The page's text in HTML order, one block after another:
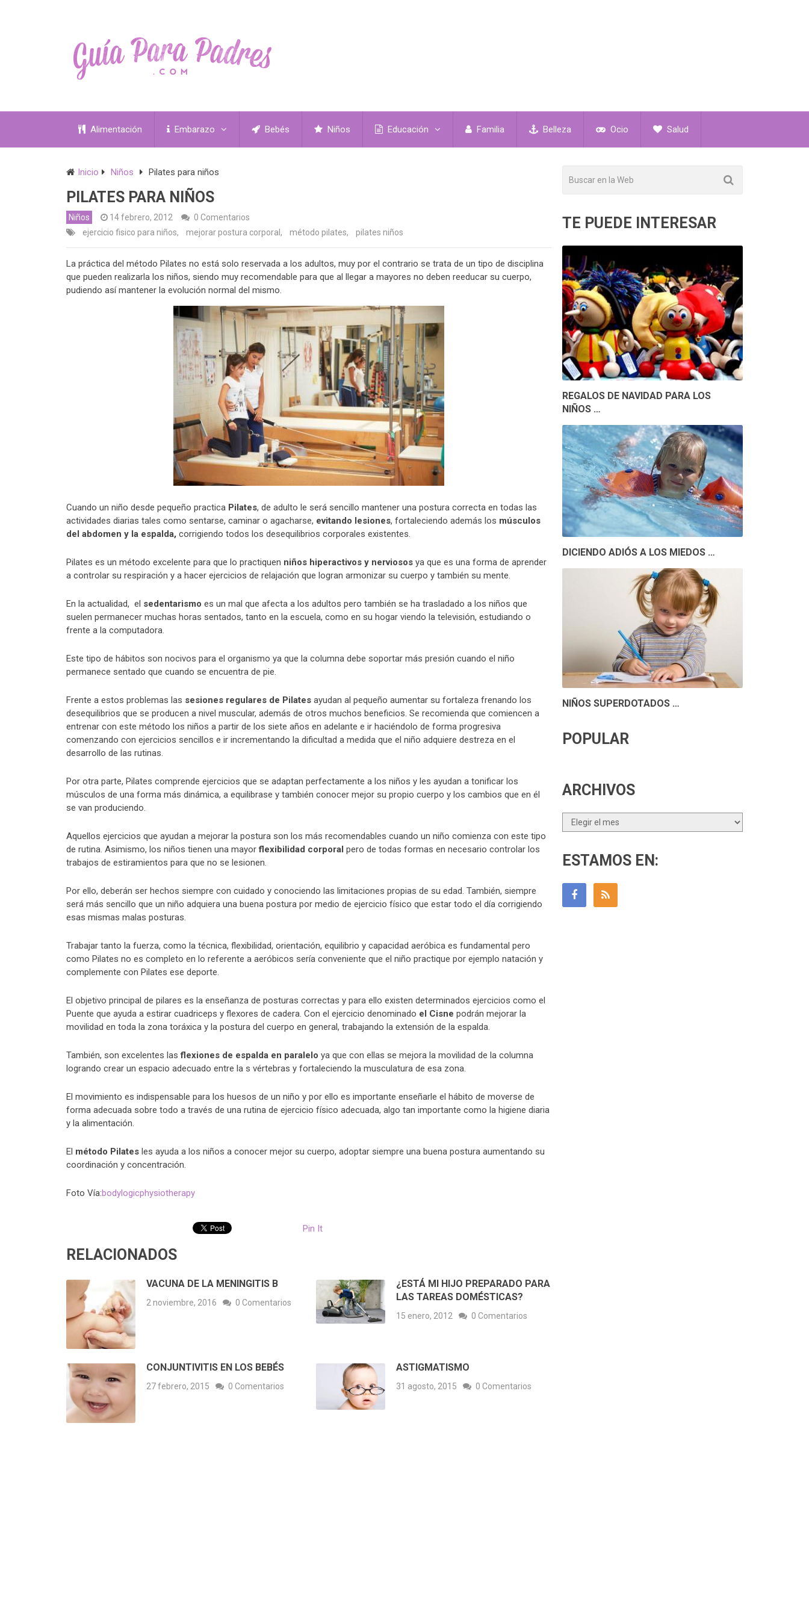
Alimentación Embarazo Bebés Niños Educación Familia Belleza Ocio Salud
Inicio Niños Pilates para niños
PILATES PARA NIÑOS
Niños 14 febrero, 2012
0 Comentarios
ejercicio fisico para niños, mejorar postura corporal , método pilates, pilates niños
La práctica del método Pilates no está solo reservada a los adultos, muy por el contrario se trata de un tipo de disciplina
que pueden realizarla los niños, siendo muy recomendable para que al llegar a mayores no deben reeducar su cuerpo,
pudiendo así mantener la evolución normal del mismo.
Cuando un niño desde pequeño practica Pilates, de adulto le será sencillo mantener una postura correcta en todas las
actividades diarias tales como sentarse, caminar o agacharse, evitando lesiones, fortaleciendo además los músculos
del abdomen y la espalda, corrigiendo todos los desequilibrios corporales existentes.
Pilates es un método excelente para que lo practiquen niños hiperactivos y nerviosos ya que es una forma de aprender
a controlar su respiración y a hacer ejercicios de relajación que logran armonizar su cuerpo y también su mente.
En la actualidad, el sedentarismo es un mal que afecta a los adultos pero también se ha trasladado a los niños que
suelen permanecer muchas horas sentados, tanto en la escuela, como en su hogar viendo la televisión, estudiando o
frente a la computadora.
Este tipo de hábitos son nocivos para el organismo ya que la columna debe soportar más presión cuando el niño
permanece sentado que cuando se encuentra de pie.
Frente a estos problemas las sesiones regulares de Pilates ayudan al pequeño aumentar su fortaleza frenando los
desequilibrios que se producen a nivel muscular, además de otros muchos beneficios. Se recomienda que comiencen a
entrenar con este método los niños a partir de los siete años en adelante e ir haciéndolo de forma progresiva
comenzando con ejercicios sencillos e ir incrementando la dificultad a medida que el niño adquiere destreza en el
desarrollo de las rutinas.
Por otra parte, Pilates comprende ejercicios que se adaptan perfectamente a los niños y les ayudan a tonificar los
músculos de una forma más dinámica, a equilibrase y también conocer mejor su propio cuerpo y los cambios que en él
se van produciendo.
Aquellos ejercicios que ayudan a mejorar la postura son los más recomendables cuando un niño comienza con este tipo
de rutina. Asimismo, los niños tienen una mayorflexibilidad corporal pero de todas formas en necesario controlar los
trabajos de estiramientos para que no se lesionen.
Por ello, deberán ser hechos siempre con cuidado y conociendo las limitaciones propias de su edad. También, siempre
será más sencillo que un niño adquiera una buena postura por medio de ejercicio físico que estar todo el día corrigiendo
esas mismas malas posturas.
Trabajar tanto la fuerza, como la técnica, flexibilidad, orientación, equilibrio y capacidad aeróbica es fundamental pero
como Pilates no es completo en lo referente a aeróbicos sería conveniente que el niño practique por ejemplo natación y
complemente con Pilates ese deporte.
El objetivo principal de pilares es la enseñanza de posturas correctas y para ello existen determinados ejercicios como el
Puente que ayuda a estirar cuadriceps y flexores de cadera. Con el ejercicio denominado el Cisne podrán mejorar la
movilidad en toda la zona toráxica y la postura del cuerpo en general, trabajando la extensión de la espalda.
También, son excelentes lasflexiones de espalda en paralelo ya que con ellas se mejora la movilidad de la columna
logrando crear un espacio adecuado entre la s vértebras y fortaleciendo la musculatura de esa zona.
El movimiento es indispensable para los huesos de un niño y por ello es importante enseñarle el hábito de moverse de
forma adecuada sobre todo a través de una rutina de ejercicio físico adecuada, algo tan importante como la higiene diaria
y la alimentación.
El método Pilates les ayuda a los niños a conocer mejor su cuerpo, adoptar siempre una buena postura aumentando su
coordinación y concentración.
Foto Vía:bodylogicphysiotherapy
Pin It
RELACIONADOS
VACUNA DE LA MENINGITIS B
2 noviembre, 2016 0 Comentarios
¿ESTÁ MI HIJO PREPARADO PARA
LAS TAREAS DOMÉSTICAS?
15 enero, 2012 0 Comentarios
CONJUNTIVITIS EN LOS BEBÉS
27 febrero, 2015 0 Comentarios
ASTIGMATISMO
31 agosto, 2015 0 Comentarios
TE PUEDE INTERESAR
REGALOS DE NAVIDAD PARA LOS
NIÑOS …
DICIENDO ADIÓS A LOS MIEDOS …
NIÑOS SUPERDOTADOS …
POPULAR
ARCHIVOS
Archivos
ESTAMOS EN: